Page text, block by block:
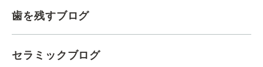
歯を残すブログ
セラミックブログ